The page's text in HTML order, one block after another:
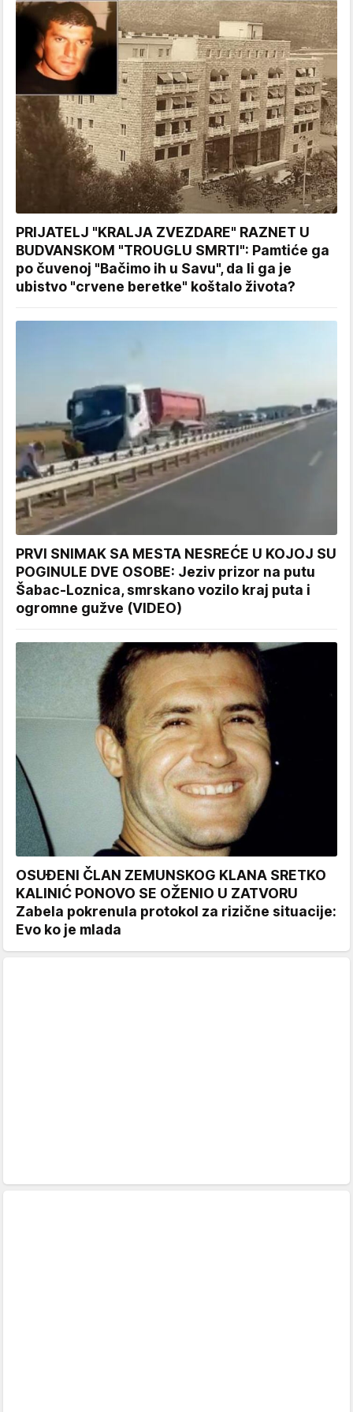
PRIJATELJ "KRALJA ZVEZDARE" RAZNET U
BUDVANSKOM "TROUGLU SMRTI": Pamtiće ga
po čuvenoj "Bačimo ih u Savu", da li ga je
ubistvo "crvene beretke" koštalo života?
PRVI SNIMAK SA MESTA NESREĆE U KOJOJ SU
POGINULE DVE OSOBE: Jeziv prizor na putu
Šabac-Loznica, smrskano vozilo kraj puta i
ogromne gužve (VIDEO)
OSUĐENI ČLAN ZEMUNSKOG KLANA SRETKO
KALINIĆ PONOVO SE OŽENIO U ZATVORU
Zabela pokrenula protokol za rizične situacije:
Evo ko je mlada